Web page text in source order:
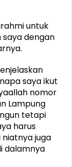
untuk
dengan
saya ikut
nomor
Lampung
tetapi
harus
juga
dalamnya